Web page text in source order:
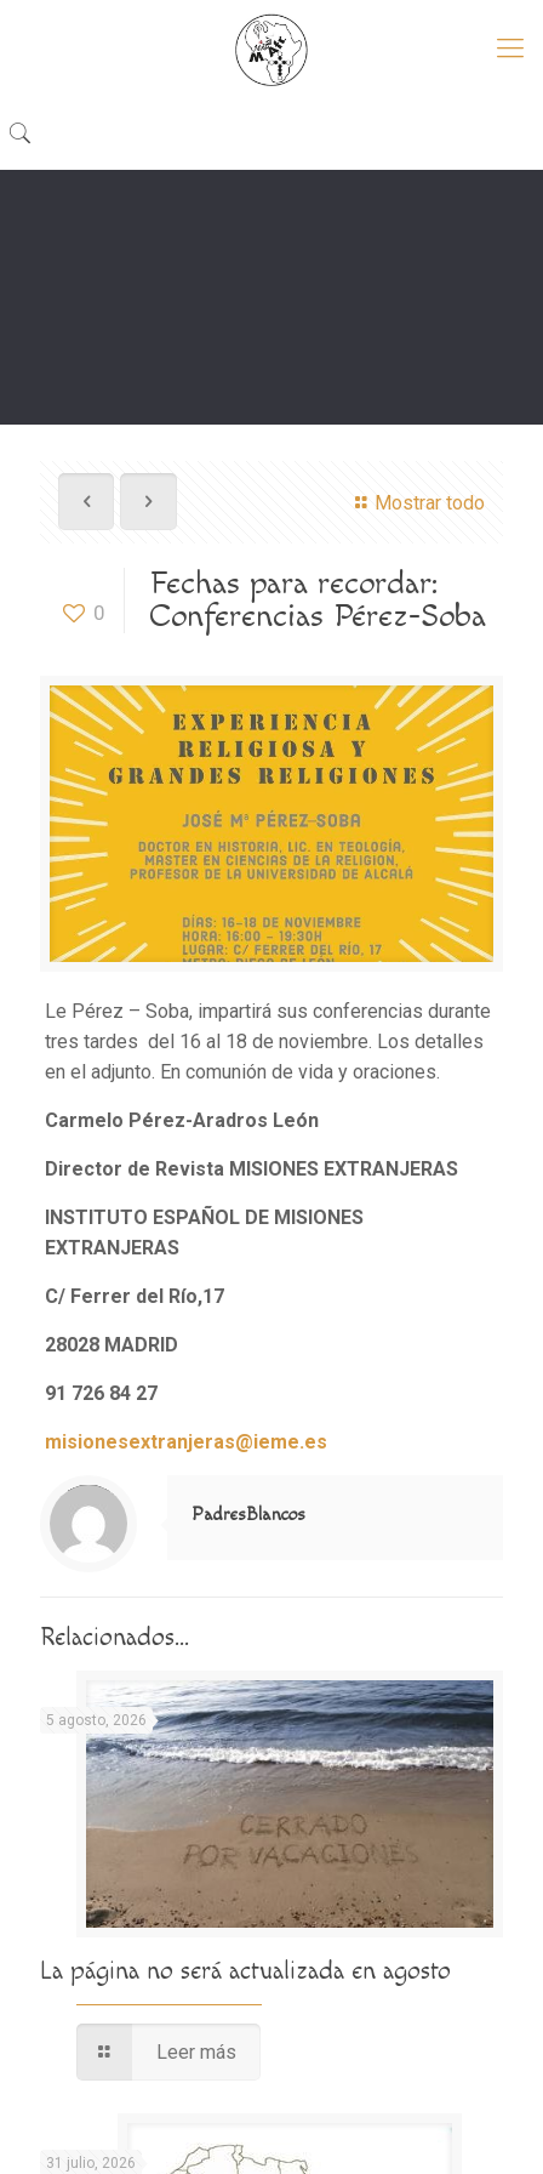
Mostrar todo
0
Fechas para recordar:
Conferencias Pérez-Soba
Le Pérez – Soba, impartirá sus conferencias durante
tres tardes del 16 al 18 de noviembre. Los detalles
en el adjunto. En comunión de vida y oraciones.
Carmelo Pérez-Aradros León
Director de Revista MISIONES EXTRANJERAS
INSTITUTO ESPAÑOL DE MISIONES
EXTRANJERAS
C/ Ferrer del Río,17
28028 MADRID
91 726 84 27
misionesextranjeras@ieme.es
Notice
: Trying to access array offset on value of type null in
/home/misioner/public_html/padresblancos/themes/betheme/includes/content-single.php
on line
286
PadresBlancos
Relacionados...
5 agosto, 2026
La página no será actualizada en agosto
Leer más
31 julio, 2026